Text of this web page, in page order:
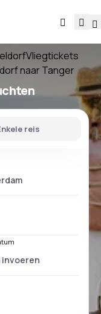
Vliegtickets
naar Tanger
reis